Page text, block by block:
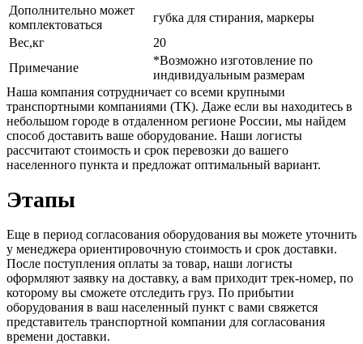
Дополнительно может
комплектоваться
губка для стирания, маркеры
Вес,кг
20
Примечание
*Возможно изготовление по
индивидуальным размерам
Наша компания сотрудничает со всеми крупными
транспортными компаниями (ТК). Даже если вы находитесь в
небольшом городе в отдаленном регионе России, мы найдем
способ доставить ваше оборудование. Наши логисты
рассчитают стоимость и срок перевозки до вашего
населенного пункта и предложат оптимальный вариант.
Этапы
Еще в период согласования оборудования вы можете уточнить
у менеджера ориентировочную стоимость и срок доставки.
После поступления оплаты за товар, наши логисты
оформляют заявку на доставку, а вам приходит трек-номер, по
которому вы сможете отследить груз. По прибытии
оборудования в ваш населенный пункт с вами свяжется
представитель транспортной компании для согласования
времени доставки.